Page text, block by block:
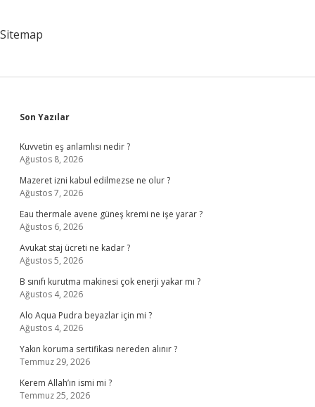
Sitemap
Sidebar
Son Yazılar
Kuvvetin eş anlamlısı nedir ?
Ağustos 8, 2026
Mazeret izni kabul edilmezse ne olur ?
Ağustos 7, 2026
Eau thermale avene güneş kremi ne işe yarar ?
Ağustos 6, 2026
Avukat staj ücreti ne kadar ?
Ağustos 5, 2026
B sınıfı kurutma makinesi çok enerji yakar mı ?
Ağustos 4, 2026
Alo Aqua Pudra beyazlar için mi ?
Ağustos 4, 2026
Yakın koruma sertifikası nereden alınır ?
Temmuz 29, 2026
Kerem Allah’ın ismi mi ?
Temmuz 25, 2026